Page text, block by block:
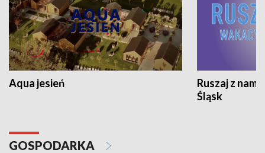
Aqua jesień
Ruszaj z
Śląsk
GOSPODARKA